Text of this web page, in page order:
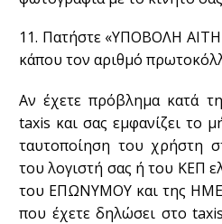
11. Πατήστε «ΥΠΟΒΟΛΗ
κάπου τον αριθμό
Αν έχετε πρόβλημα κατά
taxis και σας εμφανίζει το
ταυτοποίηση του χρήστη
του λογιστή σας ή του ΚΕΠ
του ΕΠΩΝΥΜΟΥ και της
που έχετε δηλώσει στο